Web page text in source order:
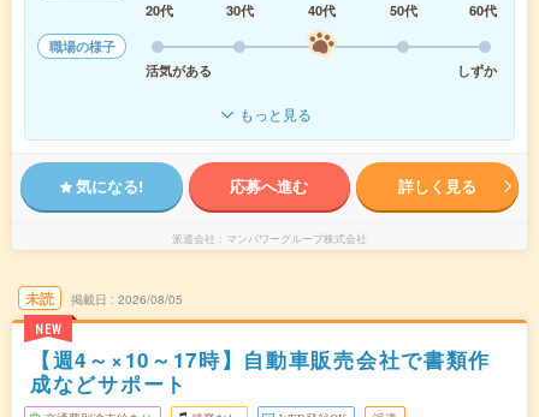
20代
30代 40代 50代
60代
職場の様子
活気がある
しずか
もっと見る
気になる! 応募へ進む 詳しく見る
派遣会社 マンパワーグループ株式会社
未読
NEW
掲載日 2026/08/05
【週4～×10～17時】自動車販売会社で書類作
成などサポート